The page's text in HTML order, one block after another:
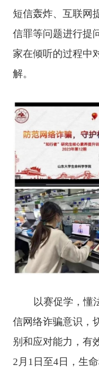
短信轰炸、互联网
信罪等问题进行提
家在倾听的过程中
解。
以赛促学，懂
信网络诈骗意识，
别和应对能力，有
2月1日至4日，生